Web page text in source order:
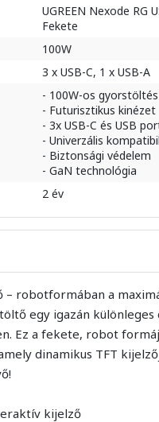
UGREEN Nexode RG
Fekete
100W
3 x USB-C, 1 x USB-A
- 100W-os gyorstöltés
- Futurisztikus kinézet
- 3x USB-C és USB
- Univerzális
- Biztonsági védelem
- GaN technológia
2 év
– robotformában a
töltő egy igazán
Ez a fekete, robot
dinamikus TFT
kijelző